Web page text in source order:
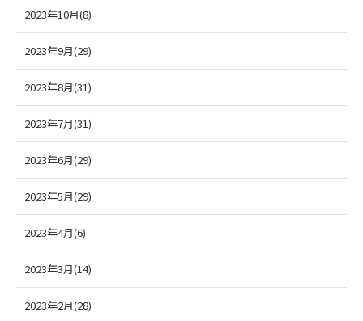
2023年10月(8)
2023年9月(29)
2023年8月(31)
2023年7月(31)
2023年6月(29)
2023年5月(29)
2023年4月(6)
2023年3月(14)
2023年2月(28)